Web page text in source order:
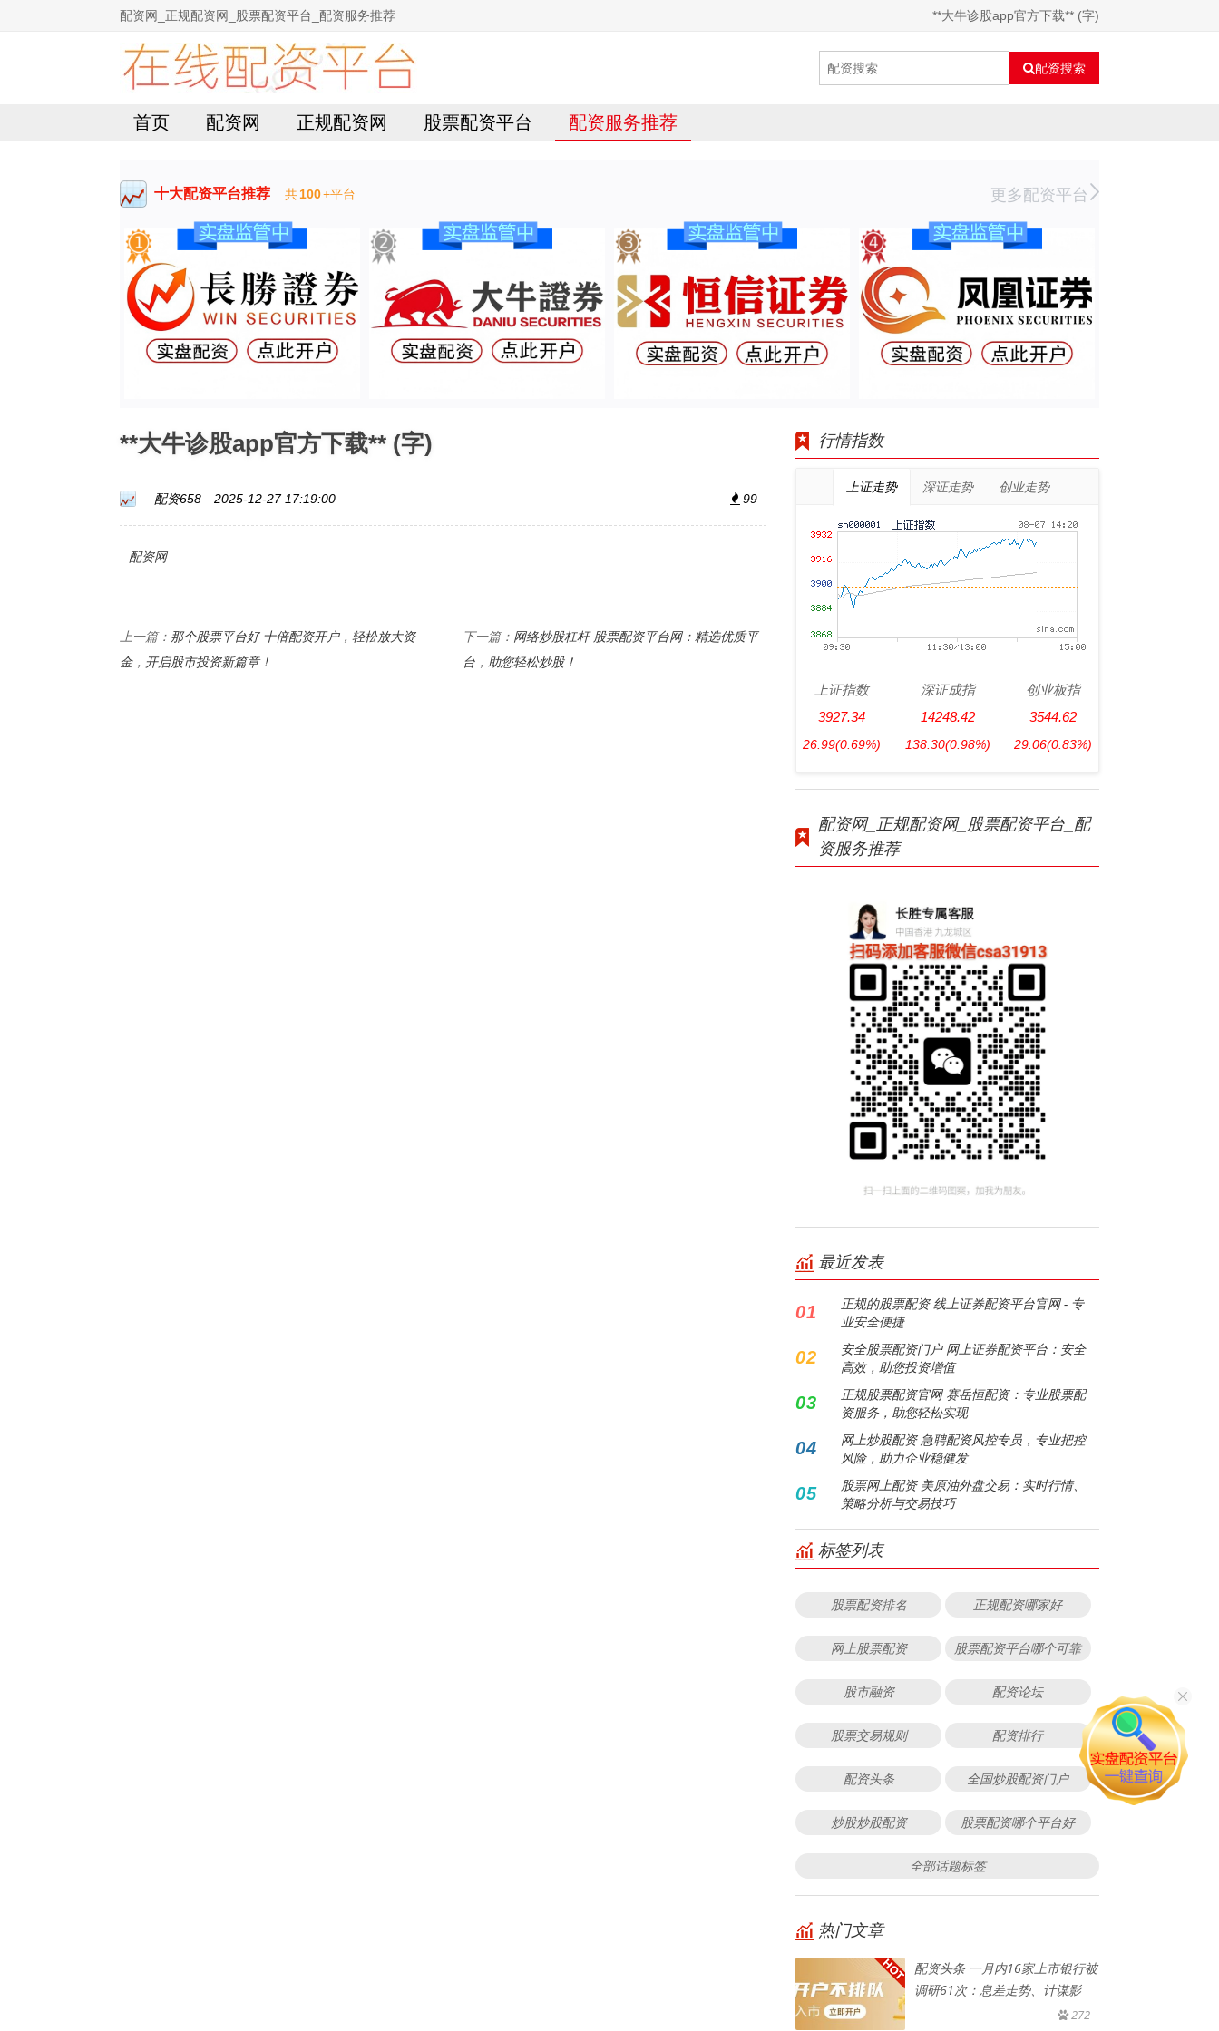
配资网_正规配资网_股票配资平台_配资服务推荐 **大牛诊股app官方下载** (字)
配资搜索
首页 配资网 正规配资网 股票配资平台 配资服务推荐
十大配资平台推荐 共100+平台 更多配资平台
**大牛诊股app官方下载** (字)
配资658 2025-12-27 17:19:00 99
配资网
上一篇： 那个股票平台好 十倍配资开户，轻松放大资
金，开启股市投资新篇章！
下一篇： 网络炒股杠杆 股票配资平台网：精选优质平
台，助您轻松炒股！
行情指数
上证走势 深证走势 创业走势
上证指数
3927.34
26.99(0.69%)
深证成指
14248.42
138.30(0.98%)
创业板指
3544.62
29.06(0.83%)
配资网_正规配资网_股票配资平台_配
资服务推荐
最近发表
01
正规的股票配资 线上证券配资平台官网 - 专
业安全便捷
02
安全股票配资门户 网上证券配资平台：安全
高效，助您投资增值
03
正规股票配资官网 赛岳恒配资：专业股票配
资服务，助您轻松实现
04
网上炒股配资 急聘配资风控专员，专业把控
风险，助力企业稳健发
05
股票网上配资 美原油外盘交易：实时行情、
策略分析与交易技巧
标签列表
股票配资排名 正规配资哪家好
网上股票配资 股票配资平台哪个可靠
股市融资 配资论坛
股票交易规则 配资排行
配资头条 全国炒股配资门户
炒股炒股配资 股票配资哪个平台好
全部话题标签
热门文章
配资头条 一月内16家上市银行被
调研61次：息差走势、计谋影
272